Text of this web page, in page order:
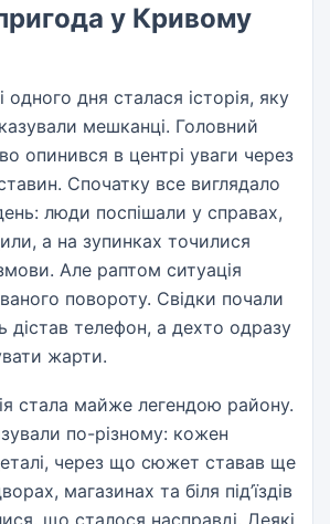
у Кривому
дня сталася історія, яку
мешканці. Головний
опинився в центрі уваги через
Спочатку все виглядало
люди поспішали у справах,
а на зупинках точилися
Але раптом ситуація
повороту. Свідки почали
дістав телефон, а дехто одразу
жарти.
стала майже легендою району.
по-різному: кожен
через що сюжет ставав ще
магазинах та біля під’їздів
що сталося насправді. Деякі